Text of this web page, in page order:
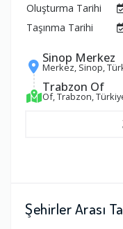
Oluşturma Tarihi
Taşınma Tarihi
Sinop Merkez
Merkez, Sinop,
Trabzon Of
Of, Trabzon,
Şehirler Arası